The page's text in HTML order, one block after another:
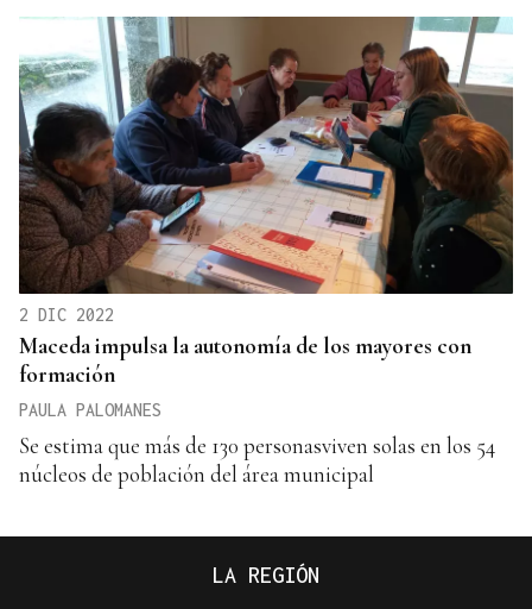
2 DIC 2022
Maceda impulsa la autonomía de los mayores con
formación
PAULA PALOMANES
Se estima que más de 130 personasviven solas en los 54
núcleos de población del área municipal
LA REGIÓN